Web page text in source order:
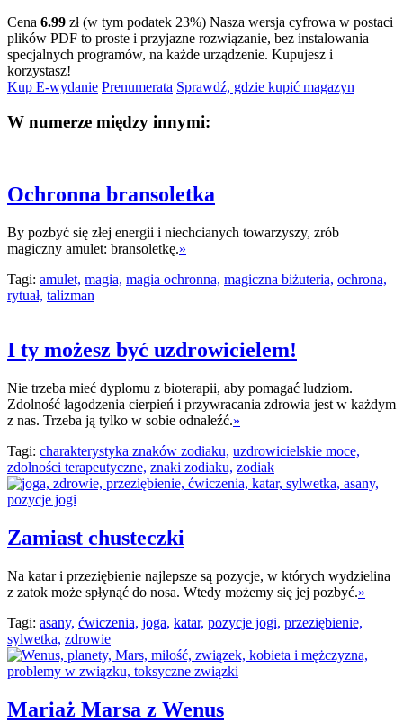
Cena 6.99 zł (w tym podatek 23%) Nasza wersja cyfrowa w postaci
plików PDF to proste i przyjazne rozwiązanie, bez instalowania
specjalnych programów, na każde urządzenie. Kupujesz i
korzystasz!
Kup E-wydanie Prenumerata Sprawdź, gdzie kupić magazyn
W numerze między innymi:
Ochronna bransoletka
By pozbyć się złej energii i niechcianych towarzyszy, zrób
magiczny amulet: bransoletkę.»
Tagi: amulet, magia, magia ochronna, magiczna biżuteria, ochrona,
rytuał, talizman
I ty możesz być uzdrowicielem!
Nie trzeba mieć dyplomu z bioterapii, aby pomagać ludziom.
Zdolność łagodzenia cierpień i przywracania zdrowia jest w każdym
z nas. Trzeba ją tylko w sobie odnaleźć.»
Tagi: charakterystyka znaków zodiaku, uzdrowicielskie moce,
zdolności terapeutyczne, znaki zodiaku, zodiak
Zamiast chusteczki
Na katar i przeziębienie najlepsze są pozycje, w których wydzielina
z zatok może spłynąć do nosa. Wtedy możemy się jej pozbyć.»
Tagi: asany, ćwiczenia, joga, katar, pozycje jogi, przeziębienie,
sylwetka, zdrowie
Mariaż Marsa z Wenus